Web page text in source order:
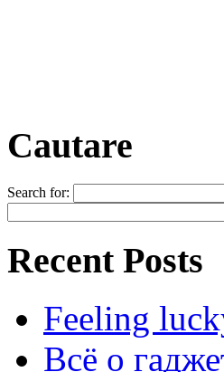
Cautare
Search for:
Recent Posts
Feeling
Всё о